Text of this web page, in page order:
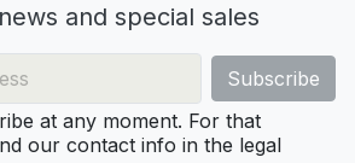
and special sales
at any moment. For that
our contact info in the legal